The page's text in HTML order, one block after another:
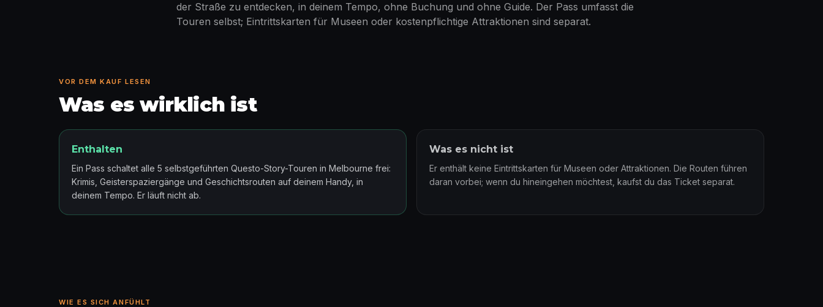
der Straße zu entdecken, in deinem Tempo, ohne Buchung und ohne Guide. Der Pass umfasst die
Touren selbst; Eintrittskarten für Museen oder kostenpflichtige Attraktionen sind separat.
VOR DEM KAUF LESEN
Was es wirklich ist
Enthalten
Ein Pass schaltet alle 5 selbstgeführten Questo-Story-Touren in Melbourne frei:
Krimis, Geisterspaziergänge und Geschichtsrouten auf deinem Handy, in
deinem Tempo. Er läuft nicht ab.
Was es nicht ist
Er enthält keine Eintrittskarten für Museen oder Attraktionen. Die Routen führen
daran vorbei; wenn du hineingehen möchtest, kaufst du das Ticket separat.
WIE ES SICH ANFÜHLT